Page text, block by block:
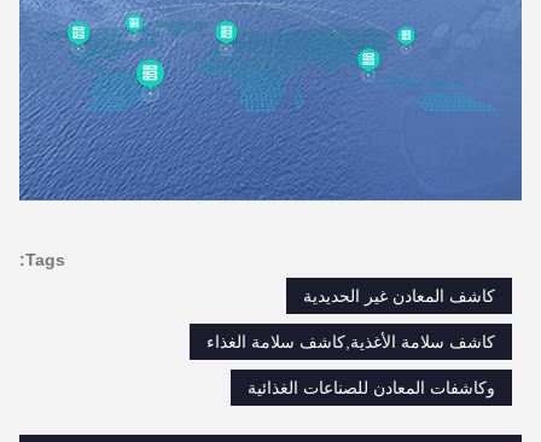
Tags:
كاشف المعادن غير الحديدية
كاشف سلامة الأغذية,كاشف سلامة الغذاء
وكاشفات المعادن للصناعات الغذائية